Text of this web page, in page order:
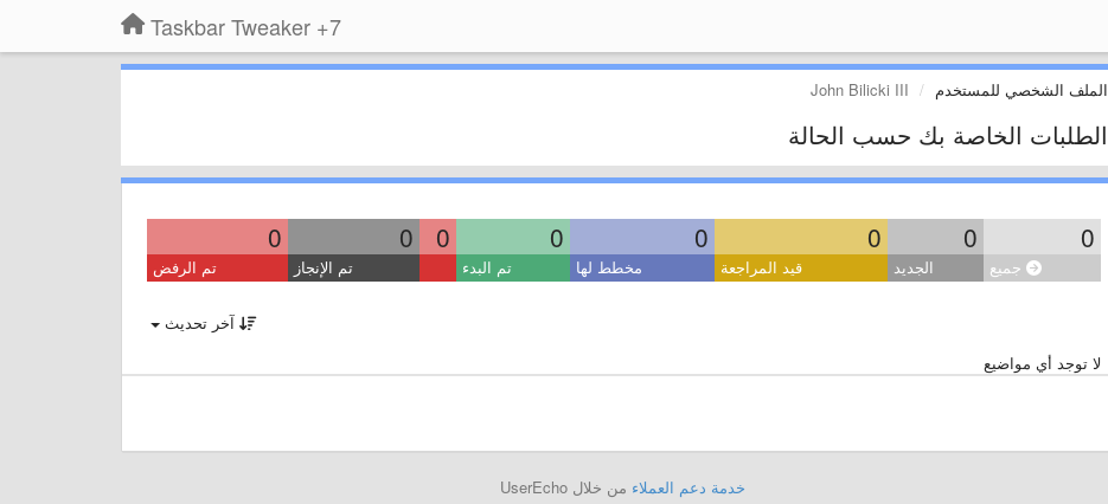
7+ Taskbar Tweaker
الملف الشخصي للمستخدم John Bilicki III
الطلبات الخاصة بك حسب الحالة
0
0
0
0
0
0
0
0
جميع الجديد قيد المراجعة مخطط لها تم البدء تم الإنجاز تم الرفض
آخر تحديث
لا توجد أي مواضيع
خدمة دعم العملاء من خلال UserEcho